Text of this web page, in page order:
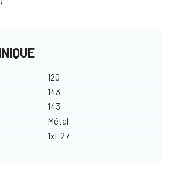
120
143
143
Métal
1xE27